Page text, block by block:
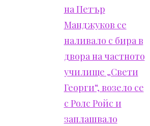
на Петър
Манджуков се
наливало с бира в
двора на частното
училище „Свети
Георги“, возело се
с Ролс Ройс и
заплашвало